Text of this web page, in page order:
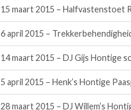
15 maart 2015 – Halfvastenstoet
6 april 2015 –
14 maart 2015 – DJ Gijs Hontige
5 april 2015 – Henk’s Hontige
28 maart 2015 – DJ Willem’s